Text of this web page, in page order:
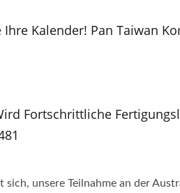
Kalender! Pan Taiwan
Fortschrittliche
sich, unsere Teilnahme an der